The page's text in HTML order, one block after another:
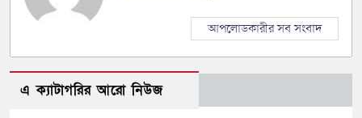
আপলোডকারীর সব সংবাদ
এ ক্যাটাগরির আরো নিউজ